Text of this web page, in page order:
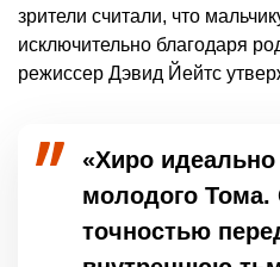
зрители считали, что
исключительно благодаря
режиссер Дэвид Йейтс
«Хиро
молодого Тома.
точностью